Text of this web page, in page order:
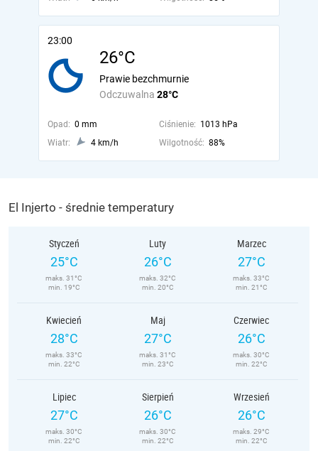
23:00
26°C
Odczuwalna 28°C
Prawie bezchmurnie
Opad: 0 mm Ciśnienie: 1013 hPa
Wiatr:
4 km/h Wilgotność: 88%
El Injerto - średnie temperatury
Styczeń
25°C
maks. 31°C
min. 19°C
Luty
26°C
maks. 32°C
min. 20°C
Marzec
27°C
maks. 33°C
min. 21°C
Kwiecień
28°C
maks. 33°C
min. 22°C
Maj
27°C
maks. 31°C
min. 23°C
Czerwiec
26°C
maks. 30°C
min. 22°C
Lipiec
27°C
maks. 30°C
min. 22°C
Sierpień
26°C
maks. 30°C
min. 22°C
Wrzesień
26°C
maks. 29°C
min. 22°C